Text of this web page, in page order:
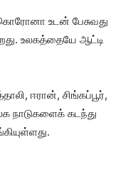
கொரோனா உடன் பேசுவது
உலகத்தையே ஆட்டி
ஈரான், சிங்கப்பூர்,
நாடுகளைக் கடந்து